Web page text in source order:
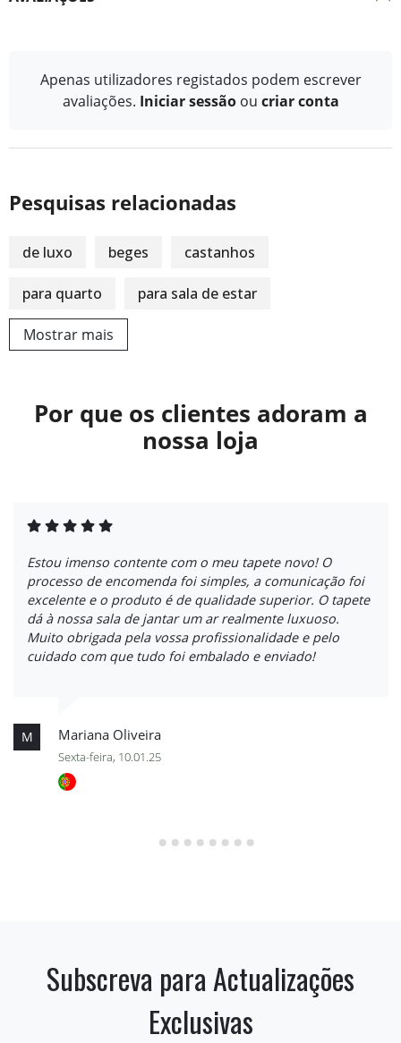
Apenas utilizadores registados podem escrever
avaliações. Iniciar sessão ou criar conta
Pesquisas relacionadas
de luxo beges castanhos
para quarto para sala de estar
Mostrar mais
Por que os clientes adoram a
nossa loja
Estou imenso contente com o meu tapete novo! O
processo de encomenda foi simples, a comunicação foi
excelente e o produto é de qualidade superior. O tapete
dá à nossa sala de jantar um ar realmente luxuoso.
Muito obrigada pela vossa profissionalidade e pelo
cuidado com que tudo foi embalado e enviado!
M Mariana Oliveira
Sexta-feira, 10.01.25
Subscreva para Actualizações
Exclusivas